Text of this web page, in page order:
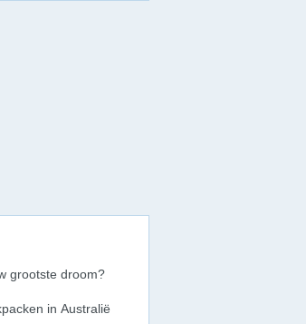
grootste droom?
in Australië